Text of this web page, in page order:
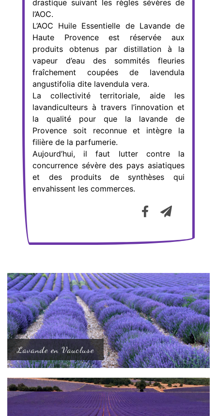
drastique suivant les règles sévères de
l’AOC.
L’AOC Huile Essentielle de Lavande de
Haute Provence est réservée aux
produits obtenus par distillation à la
vapeur d’eau des sommités fleuries
fraîchement coupées de lavendula
angustifolia dite lavendula vera.
La collectivité territoriale, aide les
lavandiculteurs à travers l’innovation et
la qualité pour que la lavande de
Provence soit reconnue et intègre la
filière de la parfumerie.
Aujourd’hui, il faut lutter contre la
concurrence sévère des pays asiatiques
et des produits de synthèses qui
envahissent les commerces.
Lavande en Vaucluse